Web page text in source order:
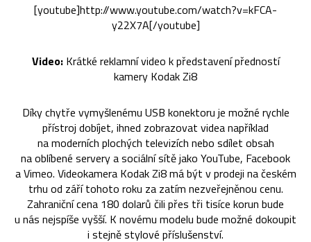
[youtube]http://www.youtube.com/watch?v=kFCA-
y22X7A[/youtube]
Video:Krátké reklamní video k představení předností
kamery Kodak Zi8
Díky chytře vymyšlenému USB konektoru je možné rychle
přístroj dobíjet, ihned zobrazovat videa například
na moderních plochých televizích nebo sdílet obsah
na oblíbené servery a sociální sítě jako YouTube, Facebook
a Vimeo. Videokamera Kodak Zi8 má být v prodeji na českém
trhu od září tohoto roku za zatím nezveřejněnou cenu.
Zahraniční cena 180 dolarů čili přes tři tisíce korun bude
u nás nejspíše vyšší. K novému modelu bude možné dokoupit
i stejně stylové příslušenství.